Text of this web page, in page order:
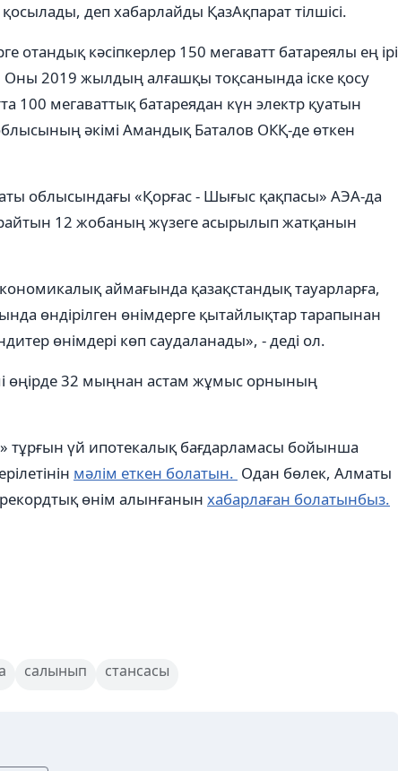
деп хабарлайды ҚазАқпарат тілшісі.
отандық кәсіпкерлер 150 мегаватт батареялы ең ірі
Оны 2019 жылдың алғашқы тоқсанында іске қосу
100 мегаваттық батареядан күн электр қуатын
әкімі Амандық Баталов ОКҚ-де өткен
облысындағы «Қорғас - Шығыс қақпасы» АЭА-да
12 жобаның жүзеге асырылып жатқанын
аймағында қазақстандық тауарларға,
өндірілген өнімдерге қытайлықтар тарапынан
өнімдері көп саудаланады», - деді ол.
өңірде 32 мыңнан астам жұмыс орнының
тұрғын үй ипотекалық бағдарламасы бойынша
мәлім еткен болатын. Одан бөлек, Алматы
өнім алынғанын хабарлаған болатынбыз.
салынып стансасы